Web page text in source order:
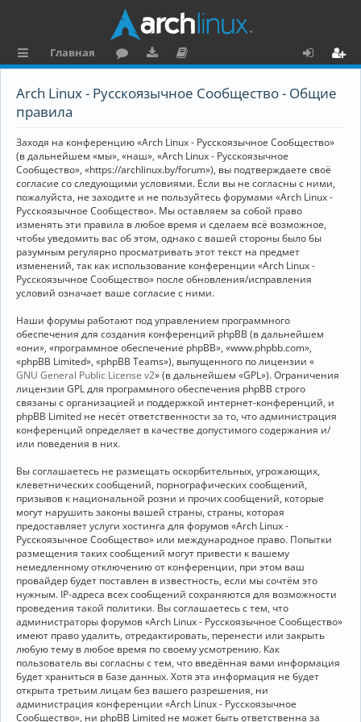
ы
к
и
Главная
ру
ру
и
ку
е
н
та
ц
и
я
о
Arch Linux - Русскоязычное Сообщество - Общие
правила
Заходя на конференцию «Arch Linux - Русскоязычное Сообщество»
(в дальнейшем «мы», «наш», «Arch Linux - Русскоязычное
Сообщество», «https://archlinux.by/forum»), вы подтверждаете своё
согласие со следующими условиями. Если вы не согласны с ними,
пожалуйста, не заходите и не пользуйтесь форумами «Arch Linux -
Русскоязычное Сообщество». Мы оставляем за собой право
изменять эти правила в любое время и сделаем всё возможное,
чтобы уведомить вас об этом, однако с вашей стороны было бы
разумным регулярно просматривать этот текст на предмет
изменений, так как использование конференции «Arch Linux -
Русскоязычное Сообщество» после обновления/исправления
условий означает ваше согласие с ними.
Наши форумы работают под управлением программного
обеспечения для создания конференций phpBB (в дальнейшем
«они», «программное обеспечение phpBB», «www.phpbb.com»,
«phpBB Limited», «phpBB Teams»), выпущенного по лицензии «
GNU General Public License v2» (в дальнейшем «GPL»). Ограничения
лицензии GPL для программного обеспечения phpBB строго
связаны с организацией и поддержкой интернет-конференций, и
phpBB Limited не несёт ответственности за то, что администрация
конференций определяет в качестве допустимого содержания и/
или поведения в них.
Вы соглашаетесь не размещать оскорбительных, угрожающих,
клеветнических сообщений, порнографических сообщений,
призывов к национальной розни и прочих сообщений, которые
могут нарушить законы вашей страны, страны, которая
предоставляет услуги хостинга для форумов «Arch Linux -
Русскоязычное Сообщество» или международное право. Попытки
размещения таких сообщений могут привести к вашему
немедленному отключению от конференции, при этом ваш
провайдер будет поставлен в известность, если мы сочтём это
нужным. IP-адреса всех сообщений сохраняются для возможности
проведения такой политики. Вы соглашаетесь с тем, что
администраторы форумов «Arch Linux - Русскоязычное Сообщество»
имеют право удалить, отредактировать, перенести или закрыть
любую тему в любое время по своему усмотрению. Как
пользователь вы согласны с тем, что введённая вами информация
будет храниться в базе данных. Хотя эта информация не будет
открыта третьим лицам без вашего разрешения, ни
администрация конференции «Arch Linux - Русскоязычное
Сообщество», ни phpBB Limited не может быть ответственна за